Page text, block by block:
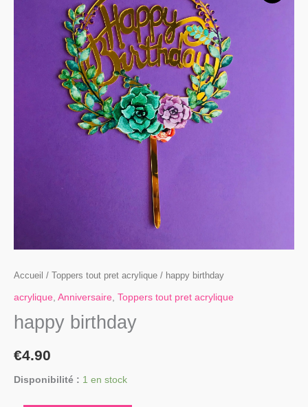
Accueil / Toppers tout pret acrylique / happy birthday
acrylique, Anniversaire, Toppers tout pret acrylique
happy birthday
€4.90
Disponibilité : 1 en stock